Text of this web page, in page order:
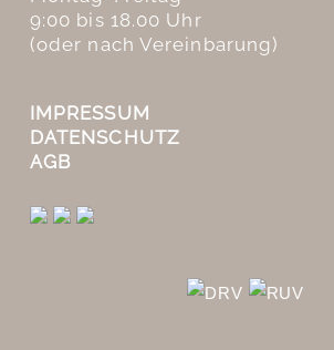
9:00 bis 18.00 Uhr
(oder nach Vereinbarung)
IMPRESSUM
DATENSCHUTZ
AGB